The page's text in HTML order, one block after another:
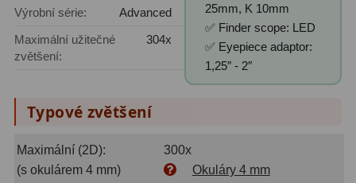
Paralaktické EQ19
Stativy a pilíře 3
Motory a pohony13
Výrobní série:
Advanced
Maximální užitečné
zvětšení:
304x
25mm, K 10mm
✅ Finder scope: LED
✅ Eyepiece adaptor:
1,25″ - 2″
Typové zvětšení
Maximální (2D):
300x
(s okulárem 4 mm)
Okuláry 4 mm